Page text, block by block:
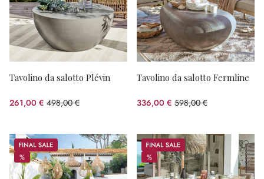
Tavolino da salotto Plévin
261,00 € 498,00 €
(risparmio 47.59%)
Tavolino da salotto Fermline
336,00 € 598,00 €
(risparmio 43.81%)
Sale
%
%
Sale
%
%